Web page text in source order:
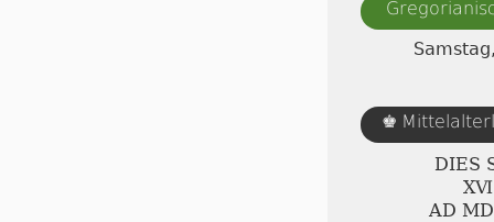
♚
DIES
AD